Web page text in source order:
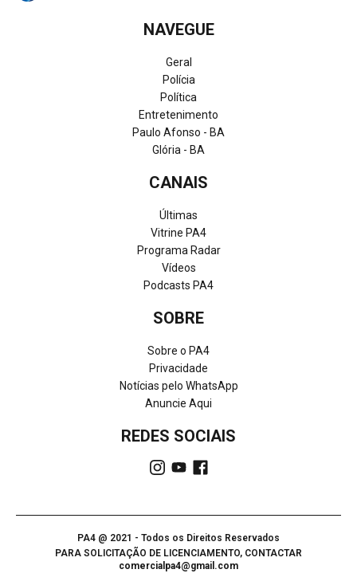
NAVEGUE
Geral
Polícia
Política
Entretenimento
Paulo Afonso - BA
Glória - BA
CANAIS
Últimas
Vitrine PA4
Programa Radar
Vídeos
Podcasts PA4
SOBRE
Sobre o PA4
Privacidade
Notícias pelo WhatsApp
Anuncie Aqui
REDES SOCIAIS
PA4 @ 2021 - Todos os Direitos Reservados
PARA SOLICITAÇÃO DE LICENCIAMENTO, CONTACTAR
comercialpa4@gmail.com